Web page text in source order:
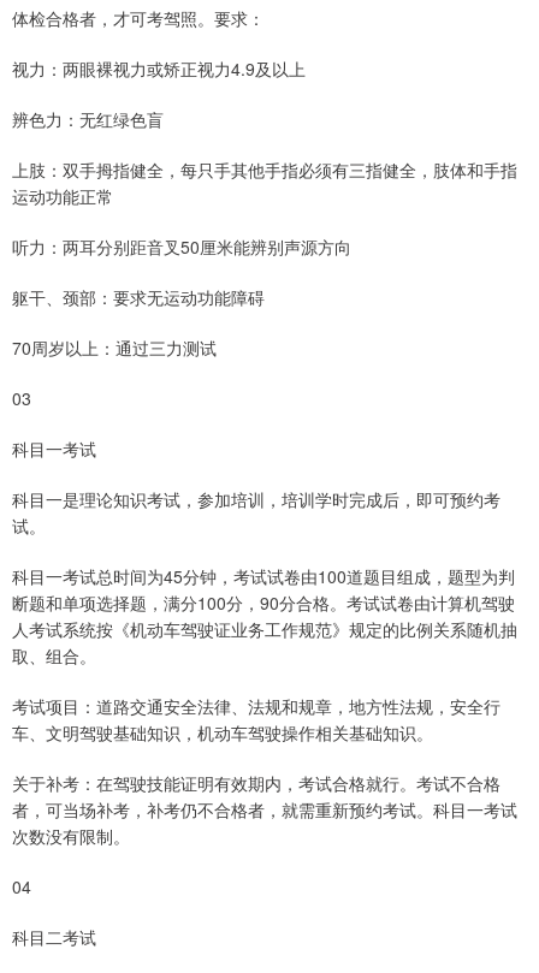
体检合格者，才可考驾照。要求：
视力：两眼裸视力或矫正视力4.9及以上
辨色力：无红绿色盲
上肢：双手拇指健全，每只手其他手指必须有三指健全，肢体和手指
运动功能正常
听力：两耳分别距音叉50厘米能辨别声源方向
躯干、颈部：要求无运动功能障碍
70周岁以上：通过三力测试
03
科目一考试
科目一是理论知识考试，参加培训，培训学时完成后，即可预约考
试。
科目一考试总时间为45分钟，考试试卷由100道题目组成，题型为判
断题和单项选择题，满分100分，90分合格。考试试卷由计算机驾驶
人考试系统按《机动车驾驶证业务工作规范》规定的比例关系随机抽
取、组合。
考试项目：道路交通安全法律、法规和规章，地方性法规，安全行
车、文明驾驶基础知识，机动车驾驶操作相关基础知识。
关于补考：在驾驶技能证明有效期内，考试合格就行。考试不合格
者，可当场补考，补考仍不合格者，就需重新预约考试。科目一考试
次数没有限制。
04
科目二考试